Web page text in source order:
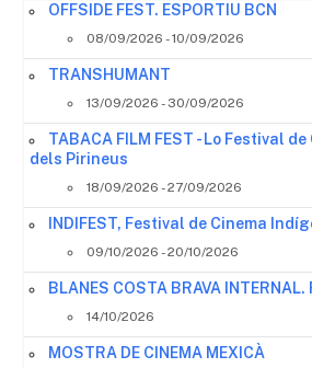
OFFSIDE FEST. ESPORTIU BCN
08/09/2026 - 10/09/2026
TRANSHUMANT
13/09/2026 - 30/09/2026
TABACA FILM FEST - Lo Festival
dels Pirineus
18/09/2026 - 27/09/2026
INDIFEST, Festival de Cinema
09/10/2026 - 20/10/2026
BLANES COSTA BRAVA INTERNAL.
14/10/2026
MOSTRA DE CINEMA MEXICÀ